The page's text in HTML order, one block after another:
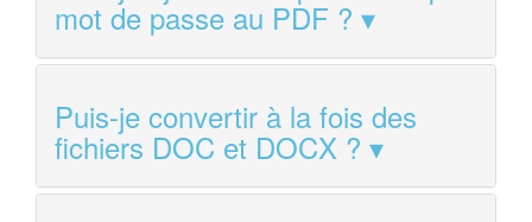
mot de passe au PDF ?
Puis-je convertir à la fois des
fichiers DOC et DOCX ?